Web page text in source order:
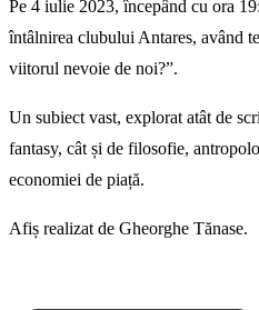
Pe 4 iulie 2023, începând cu ora
întâlnirea clubului Antares, având
viitorul nevoie de noi?”.
Un subiect vast, explorat atât de
fantasy, cât și de filosofie,
economiei de piață.
Afiș realizat de Gheorghe Tănase.